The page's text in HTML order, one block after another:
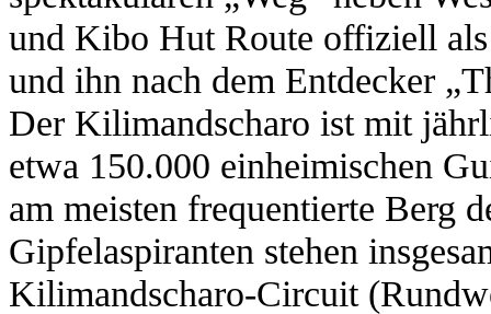
und Kibo Hut Route offiziell
und ihn nach dem Entdecker
Der Kilimandscharo ist mit
etwa 150.000 einheimischen
am meisten frequentierte Berg
Gipfelaspiranten stehen
Kilimandscharo-Circuit